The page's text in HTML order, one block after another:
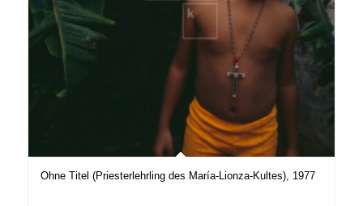
Ohne Titel (Priesterlehrling des María-Lionza-Kultes), 1977